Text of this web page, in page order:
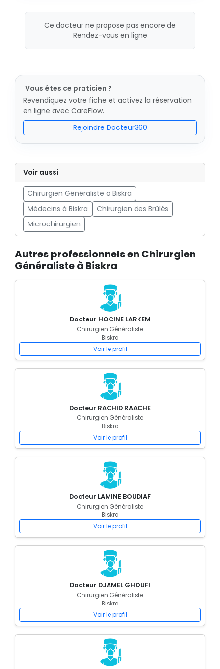
Ce docteur ne propose pas encore de
Rendez-vous en ligne
Vous êtes ce praticien ?
Revendiquez votre fiche et activez la réservation
en ligne avec CareFlow.
Rejoindre Docteur360
Voir aussi
Chirurgien Généraliste à Biskra
Médecins à Biskra
Chirurgien des Brûlés
Microchirurgien
Autres professionnels en Chirurgien
Généraliste à Biskra
Docteur HOCINE LARKEM
Chirurgien Généraliste
Biskra
Voir le profil
Docteur RACHID RAACHE
Chirurgien Généraliste
Biskra
Voir le profil
Docteur LAMINE BOUDIAF
Chirurgien Généraliste
Biskra
Voir le profil
Docteur DJAMEL GHOUFI
Chirurgien Généraliste
Biskra
Voir le profil